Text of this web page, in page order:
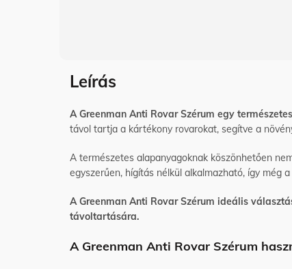
Leírás
AGreenman Anti Rovar Szérum egy
távol tartja a kártékony rovarokat, segítve a
A természetes alapanyagoknak köszönhetően
egyszerűen, hígítás nélkül alkalmazható, így még
A Greenman Anti Rovar Szérum ideális
távoltartására.
A Greenman Anti Rovar Szérum